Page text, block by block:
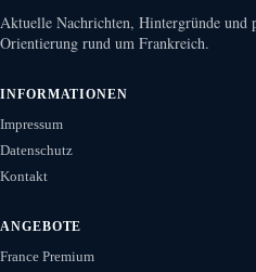
Aktuelle Nachrichten, Hintergründe und
Orientierung rund um Frankreich.
INFORMATIONEN
Impressum
Datenschutz
Kontakt
ANGEBOTE
France Premium